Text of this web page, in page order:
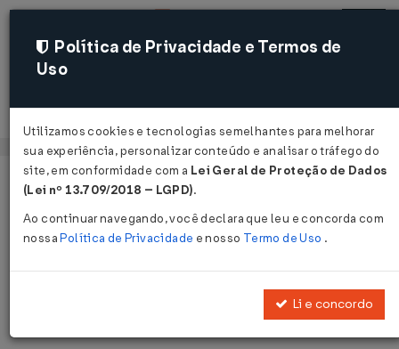
Acessar
Página Inicial Legislações
Protocolo ICMS nº 28 de
Política de Privacidade e Termos de
Uso
Utilizamos cookies e tecnologias semelhantes para melhorar
sua experiência, personalizar conteúdo e analisar o tráfego do
site, em conformidade com a Lei Geral de Proteção de Dados
(Lei nº 13.709/2018 – LGPD).
Ao continuar navegando, você declara que leu e concorda com
nossaPolítica de Privacidade e nosso Termo de Uso .
Li e concordo